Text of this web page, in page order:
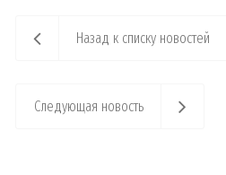
Назад к списку новостей
Следующая новость